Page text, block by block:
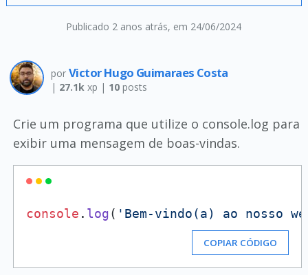
Publicado 2 anos atrás, em 24/06/2024
por Victor Hugo Guimaraes Costa
| 27.1kxp | 10posts
Crie um programa que utilize o console.log para
exibir uma mensagem de boas-vindas.
console . log( 'Bem-vindo(a) ao nosso
COPIAR CÓDIGO